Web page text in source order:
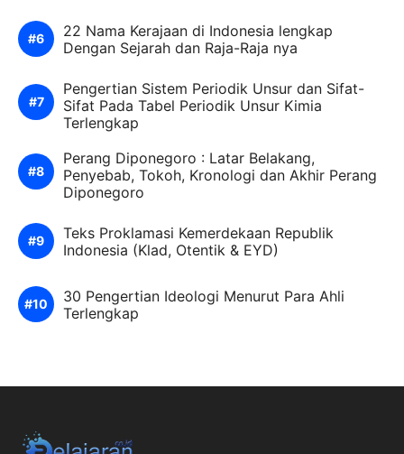
22 Nama Kerajaan di Indonesia lengkap
Dengan Sejarah dan Raja-Raja nya
Pengertian Sistem Periodik Unsur dan Sifat-
Sifat Pada Tabel Periodik Unsur Kimia
Terlengkap
Perang Diponegoro : Latar Belakang,
Penyebab, Tokoh, Kronologi dan Akhir Perang
Diponegoro
Teks Proklamasi Kemerdekaan Republik
Indonesia (Klad, Otentik & EYD)
30 Pengertian Ideologi Menurut Para Ahli
Terlengkap